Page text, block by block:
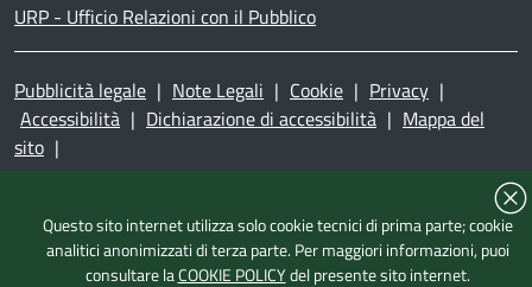
URP - Ufficio Relazioni con il Pubblico
Pubblicità legale | Note Legali | Cookie | Privacy |
Accessibilità | Dichiarazione di accessibilità | Mappa del
sito |
Questo sito internet utilizza solo cookie tecnici di prima parte; cookie
analitici anonimizzati di terza parte. Per maggiori informazioni, puoi
consultare laCOOKIE POLICYdel presente sito internet.